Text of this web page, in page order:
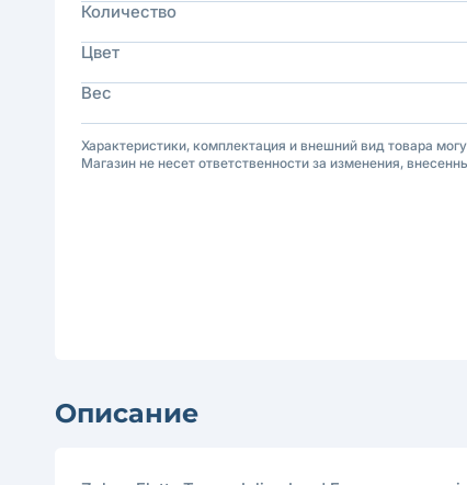
Количество
Цвет
Вес
Характеристики, комплектация и внешний вид товара
Магазин не несет ответственности за изменения,
Описание